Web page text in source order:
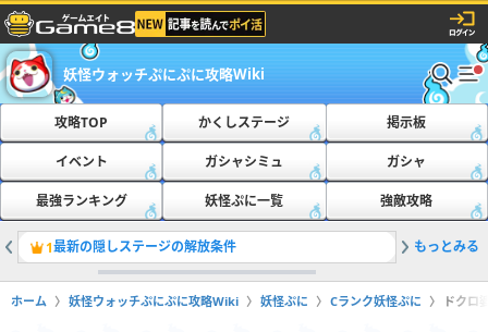
妖怪ウォッチぷにぷに攻略Wiki
攻略TOP かくしステージ 掲示板
イベント ガシャシミュ ガシャ
最強ランキング 妖怪ぷに一覧 強敵攻略
1最新の隠しステージの解放条件 2おたす
もっとみる
ホーム 妖怪ウォッチぷにぷに攻略Wiki 妖怪ぷに Cランク妖怪ぷに ドクロ